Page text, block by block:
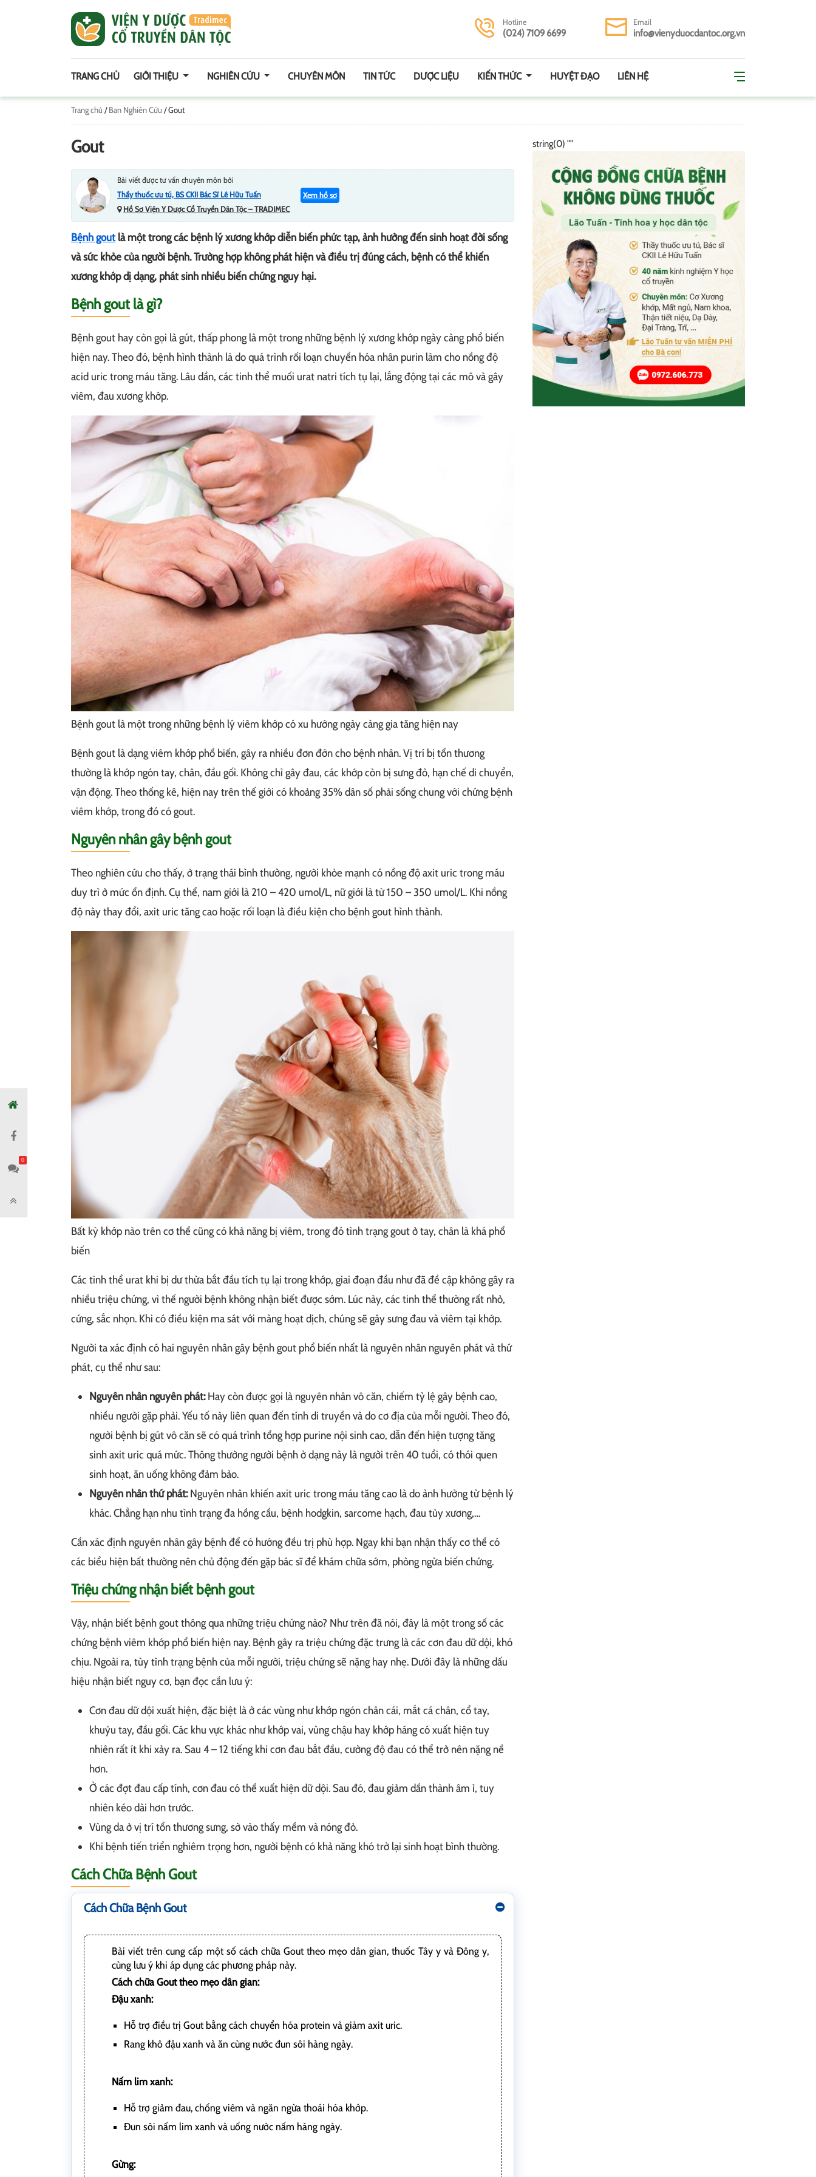
Hotline
(024) 7109 6699
Email
info@vienyduocdantoc.org.vn
TRANG CHỦ GIỚI THIỆU NGHIÊN CỨU CHUYÊN MÔN TIN TỨC DƯỢC LIỆU KIẾN THỨC HUYỆT ĐẠO LIÊN HỆ
Trang chủ /Ban Nghiên Cứu /Gout
Gout
Bài viết được tư vấn chuyên môn bởi
Thầy thuốc ưu tú, BS CKII Bác Sĩ Lê Hữu Tuấn
Hồ Sơ Viện Y Dược Cổ Truyền Dân Tộc – TRADIMEC
Xem hồ sơ
Bệnh goutlà một trong các bệnh lý xương khớp diễn biến phức tạp, ảnh hưởng đến sinh hoạt đời sống
và sức khỏe của người bệnh. Trường hợp không phát hiện và điều trị đúng cách, bệnh có thể khiến
xương khớp dị dạng, phát sinh nhiều biến chứng nguy hại.
Bệnh gout là gì?
Bệnh gout hay còn gọi là gút, thấp phong là một trong những bệnh lý xương khớp ngày càng phổ biến
hiện nay. Theo đó, bệnh hình thành là do quá trình rối loạn chuyển hóa nhân purin làm cho nồng độ
acid uric trong máu tăng. Lâu dần, các tinh thể muối urat natri tích tụ lại, lắng động tại các mô và gây
viêm, đau xương khớp.
Bệnh gout là một trong những bệnh lý viêm khớp có xu hướng ngày càng gia tăng hiện nay
Bệnh gout là dạng viêm khớp phổ biến, gây ra nhiều đơn đớn cho bệnh nhân. Vị trí bị tổn thương
thường là khớp ngón tay, chân, đầu gối. Không chỉ gây đau, các khớp còn bị sưng đỏ, hạn chế di chuyển,
vận động. Theo thống kê, hiện nay trên thế giới có khoảng 35% dân số phải sống chung với chứng bệnh
viêm khớp, trong đó có gout.
Nguyên nhân gây bệnh gout
Theo nghiên cứu cho thấy, ở trạng thái bình thường, người khỏe mạnh có nồng độ axit uric trong máu
duy trì ở mức ổn định. Cụ thể, nam giới là 210 – 420 umol/L, nữ giới là từ 150 – 350 umol/L. Khi nồng
độ này thay đổi, axit uric tăng cao hoặc rối loạn là điều kiện cho bệnh gout hình thành.
Bất kỳ khớp nào trên cơ thể cũng có khả năng bị viêm, trong đó tình trạng gout ở tay, chân là khá phổ
biến
Các tinh thể urat khi bị dư thừa bắt đầu tích tụ lại trong khớp, giai đoạn đầu như đã đề cập không gây ra
nhiều triệu chứng, vì thế người bệnh không nhận biết được sớm. Lúc này, các tinh thể thường rất nhỏ,
cứng, sắc nhọn. Khi có điều kiện ma sát với màng hoạt dịch, chúng sẽ gây sưng đau và viêm tại khớp.
Người ta xác định có hai nguyên nhân gây bệnh gout phổ biến nhất là nguyên nhân nguyên phát và thứ
phát, cụ thể như sau:
Nguyên nhân nguyên phát:Hay còn được gọi là nguyên nhân vô căn, chiếm tỷ lệ gây bệnh cao,
nhiều người gặp phải. Yếu tố này liên quan đến tính di truyền và do cơ địa của mỗi người. Theo đó,
người bệnh bị gút vô căn sẽ có quá trình tổng hợp purine nội sinh cao, dẫn đến hiện tượng tăng
sinh axit uric quá mức. Thông thường người bệnh ở dạng này là người trên 40 tuổi, có thói quen
sinh hoạt, ăn uống không đảm bảo.
Nguyên nhân thứ phát:Nguyên nhân khiến axit uric trong máu tăng cao là do ảnh hưởng từ bệnh lý
khác. Chẳng hạn nhu tình trạng đa hồng cầu, bệnh hodgkin, sarcome hạch, đau tủy xương,…
Cần xác định nguyên nhân gây bệnh để có hướng đều trị phù hợp. Ngay khi bạn nhận thấy cơ thể có
các biểu hiện bất thường nên chủ động đến gặp bác sĩ để khám chữa sớm, phòng ngừa biến chứng.
Triệu chứng nhận biết bệnh gout
Vậy, nhận biết bệnh gout thông qua những triệu chứng nào? Như trên đã nói, đây là một trong số các
chứng bệnh viêm khớp phổ biến hiện nay. Bệnh gây ra triệu chứng đặc trưng là các cơn đau dữ dội, khó
chịu. Ngoài ra, tùy tình trạng bệnh của mỗi người, triệu chứng sẽ nặng hay nhẹ. Dưới đây là những dấu
hiệu nhận biết nguy cơ, bạn đọc cần lưu ý:
Cơn đau dữ dội xuất hiện, đặc biệt là ở các vùng như khớp ngón chân cái, mắt cá chân, cổ tay,
khuỷu tay, đầu gối. Các khu vực khác như khớp vai, vùng chậu hay khớp háng có xuất hiện tuy
nhiên rất ít khi xảy ra. Sau 4 – 12 tiếng khi cơn đau bắt đầu, cường độ đau có thể trở nên nặng nề
hơn.
Ở các đợt đau cấp tính, cơn đau có thể xuất hiện dữ dội. Sau đó, đau giảm dần thành âm ỉ, tuy
nhiên kéo dài hơn trước.
Vùng da ở vị trí tổn thương sưng, sờ vào thấy mềm và nóng đỏ.
Khi bệnh tiến triển nghiêm trọng hơn, người bệnh có khả năng khó trở lại sinh hoạt bình thường.
Cách Chữa Bệnh Gout
Cách Chữa Bệnh Gout
Bài viết trên cung cấp một số cách chữa Gout theo mẹo dân gian, thuốc Tây y và Đông y,
cùng lưu ý khi áp dụng các phương pháp này.
Cách chữa Gout theo mẹo dân gian:
Đậu xanh:
Hỗ trợ điều trị Gout bằng cách chuyển hóa protein và giảm axit uric.
Rang khô đậu xanh và ăn cùng nước đun sôi hàng ngày.
Nấm lim xanh:
Hỗ trợ giảm đau, chống viêm và ngăn ngừa thoái hóa khớp.
Đun sôi nấm lim xanh và uống nước nấm hàng ngày.
Gừng:
string(0) ""
0